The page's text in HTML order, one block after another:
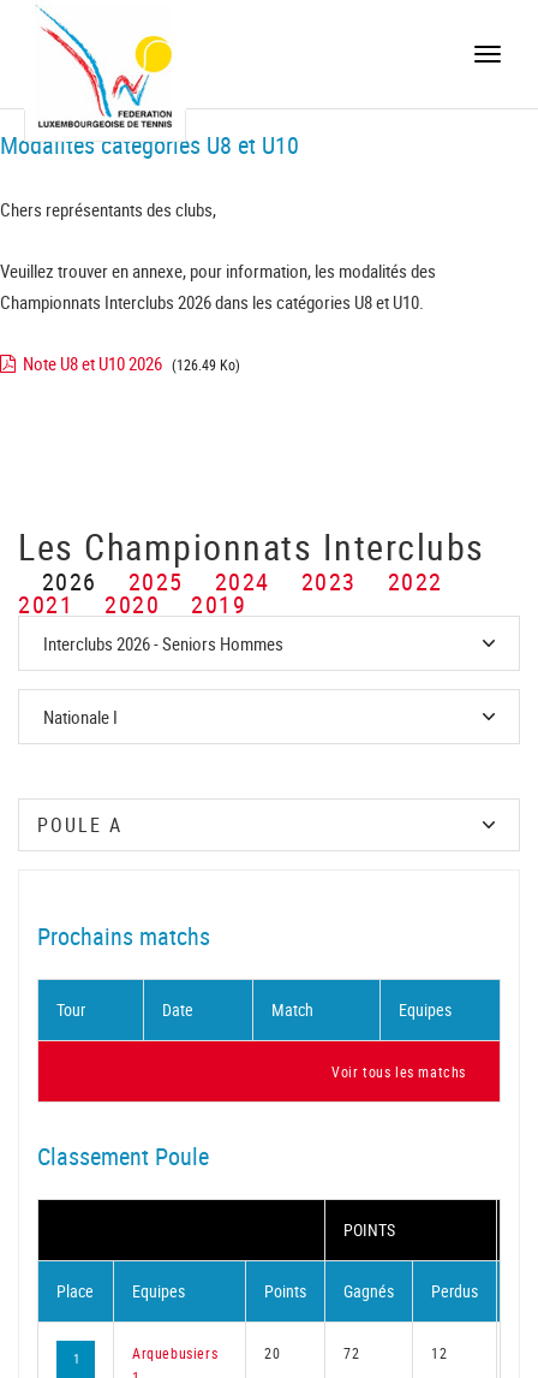
Toggle
Modalités catégories U8 et U10
Chers représentants des clubs,
Veuillez trouver en annexe, pour information, les modalités des
Championnats Interclubs 2026 dans les catégories U8 et U10.
Note U8 et U10 2026 (126.49 Ko)
Les Championnats Interclubs
2026 2025 2024 2023 2022
2021 2020 2019
Prochains matchs
Tour Date Match Equipes
Voir tous les matchs
Classement Poule
POINTS
Place Equipes Points Gagnés Perdus
1
Arquebusiers
20 72 12